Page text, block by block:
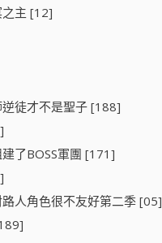
主 [12]
徒才不是聖子 [188]
了BOSS軍團 [171]
人角色很不友好第二季 [05]